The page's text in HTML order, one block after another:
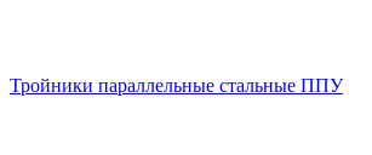
Тройники параллельные стальные ППУ